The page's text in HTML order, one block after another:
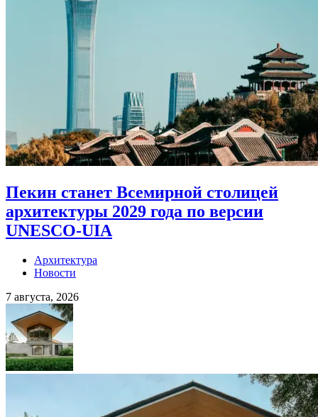
Пекин станет Всемирной столицей
архитектуры 2029 года по версии
UNESCO-UIA
Архитектура
Новости
7 августа, 2026